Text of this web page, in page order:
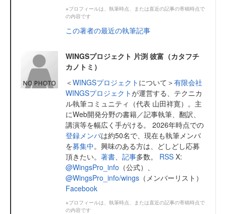
※プロフィールは、執筆時点、または直近の記事の寄稿時点で
の内容です
この著者の最近の執筆記事
WINGSプロジェクト 片渕 彼富（カタフチ
カノトミ）
＜WINGSプロジェクト について＞有限会社
WINGSプロジェクトが運営する、テクニカ
ル執筆コミュニティ（代表 山田祥寛）。主
にWeb開発分野の書籍／記事執筆、翻訳、
講演等を幅広く手がける。 2026年時点での
登録メンバは約50名で、現在も執筆メンバ
を募集中。興味のある方は、どしどし応募
頂きたい。 著書 記事多数。 RSS X:
@WingsPro_info （公式）、
@WingsPro_info/wings （メンバーリスト）
Facebook
※プロフィールは、執筆時点、または直近の記事の寄稿時点で
の内容です